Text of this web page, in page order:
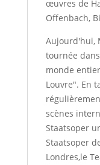
œuvres de
Offenbach,
Aujourd'hui,
tournée
monde
Louvre". En
scènes
Staatsoper
Staatsoper
Londres,le